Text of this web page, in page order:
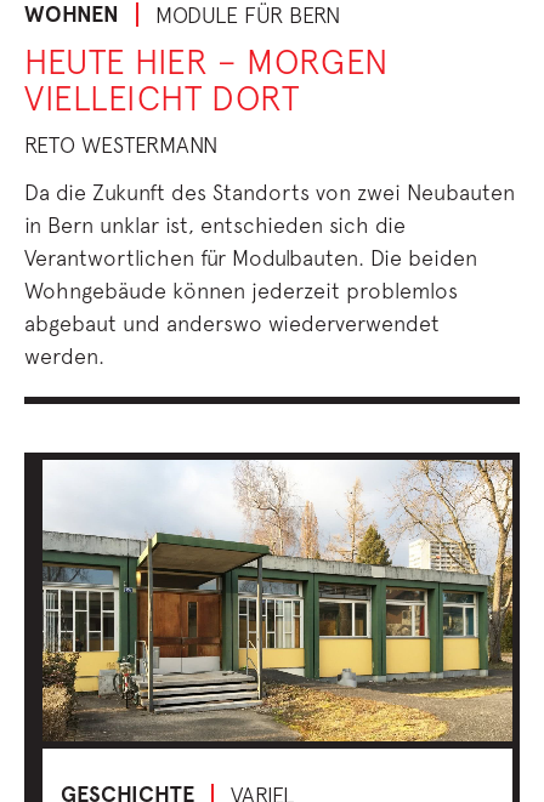
WOHNEN MODULE FÜR BERN
HEUTE HIER – MORGEN
VIELLEICHT DORT
RETO WESTERMANN
Da die Zukunft des Standorts von zwei Neubauten
in Bern unklar ist, entschieden sich die
Verantwortlichen für Modulbauten. Die beiden
Wohngebäude können jederzeit problemlos
abgebaut und anderswo wiederverwendet
werden.
GESCHICHTE VARIEL